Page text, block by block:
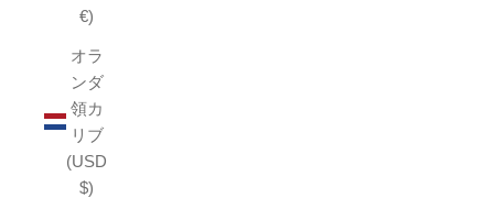
€)
オラ
ンダ
領カ
リブ
(USD
$)